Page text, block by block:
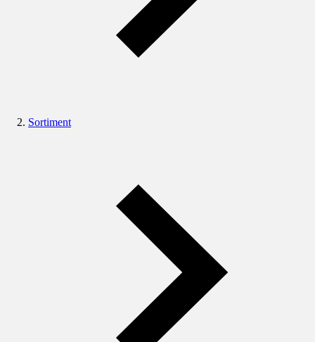
Sortiment